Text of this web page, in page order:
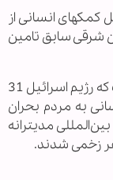
انسانی از
شرقی سابق تامین
حرکت سازمان صدای یهود آلمان در حالی است که رژیم اسرائیل 31
‌رسانی به مردم بحران
مدیترانه